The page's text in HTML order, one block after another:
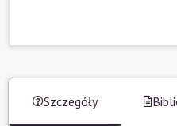
Szczegóły